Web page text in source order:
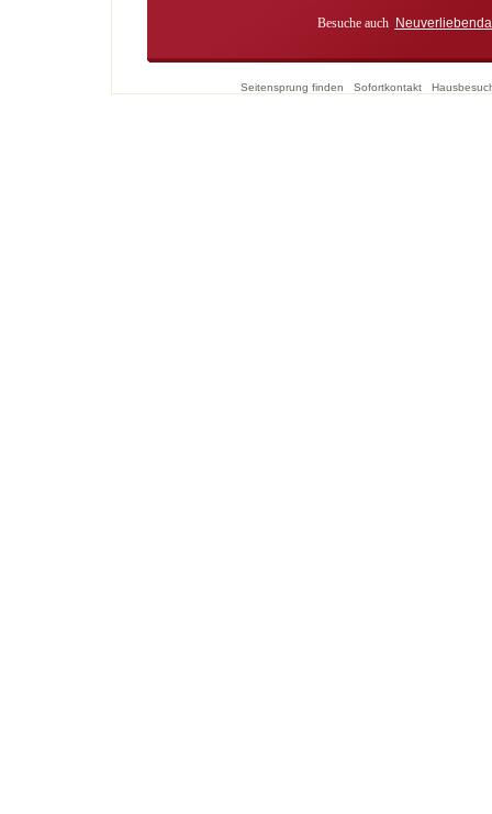
Besuche auch
Seitensprung finden Sofortkontakt